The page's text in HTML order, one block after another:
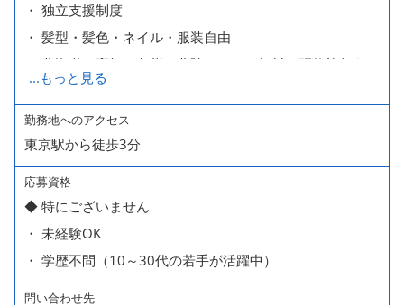
・ 独立支援制度
・ 髪型・髪色・ネイル・服装自由
・ 北海道や高知、九州、北陸などへの無料の研修旅行あり
ます
・ 無料の美味しい まかない食 あり
...もっと見る
勤務地へのアクセス
東京駅から徒歩3分
応募資格
◆ 特にございません
・ 未経験OK
・ 学歴不問（10～30代の若手が活躍中）
問い合わせ先